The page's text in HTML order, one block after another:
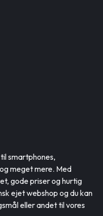
smartphones,
meget mere. Med
gode priser og hurtig
ejet webshop og du kan
eller andet til vores